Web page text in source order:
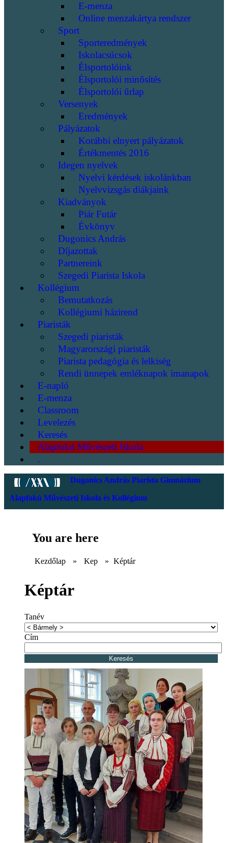
E-menza
Online menzakártya rendszer
Sport
Sporteredmények
Iskolacsúcsok
Élsportolóink
Élsportolói minősítés
Élsportolói űrlap
Versenyek
Eredmények
Pályázatok
Korábbi elnyert pályázatok
Értékmentés 2016
Idegen nyelvek
Nyelvi kérdések iskolánkban
Nyelvvizsgás diákjaink
Kiadványok
Piár Futár
Évkönyv
Dugonics András
Díjazottak
Partnereink
Szegedi Piarista Iskola
Kollégium
Bemutatkozás
Kollégiumi házirend
Piaristák
Szegedi piaristák
Magyarországi piaristák
Piarista pedagógia és lelkiség
Rendi ünnepek emléknapok imanapok
E-napló
E-menza
Classroom
Levelezés
Keresés
Alapfokú Művészeti Iskola
.
Dugonics András Piarista Gimnázium
Alapfokú Művészeti Iskola és Kollégium
You are here
Kezdőlap » Kep » Képtár
Képtár
Tanév
Cím